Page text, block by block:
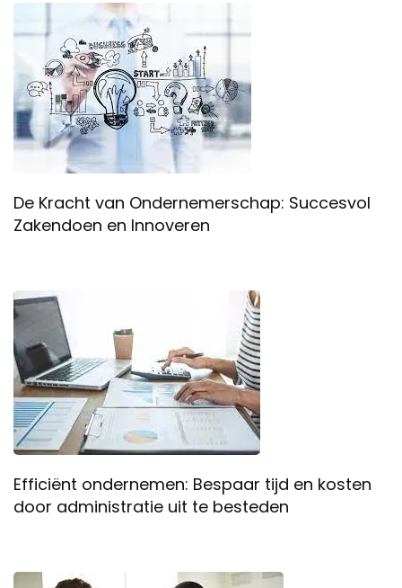
De Kracht van Ondernemerschap: Succesvol
Zakendoen en Innoveren
Efficiënt ondernemen: Bespaar tijd en kosten
door administratie uit te besteden